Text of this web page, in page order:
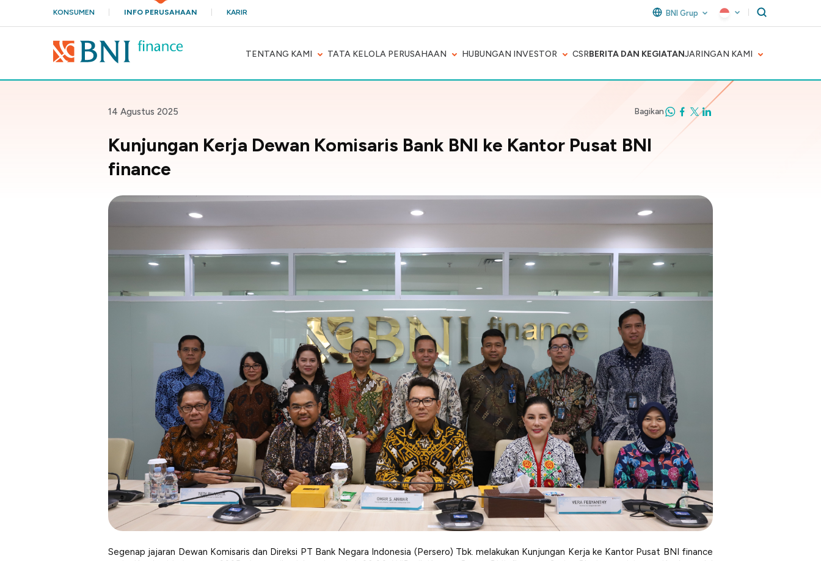
KONSUMEN INFO PERUSAHAAN KARIR BNI Grup
TENTANG KAMI TATA KELOLA PERUSAHAAN HUBUNGAN INVESTOR CSRBERITA DAN KEGIATANJARINGAN KAMI
14 Agustus 2025 Bagikan
Kunjungan Kerja Dewan Komisaris Bank BNI ke Kantor Pusat BNI
finance
Segenap jajaran Dewan Komisaris dan Direksi PT Bank Negara Indonesia (Persero) Tbk. melakukan Kunjungan Kerja ke Kantor Pusat BNI finance